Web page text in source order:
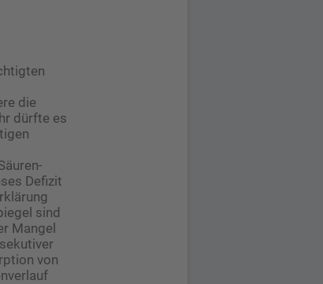
die
dürfte es
Defizit
sind
Mangel
von